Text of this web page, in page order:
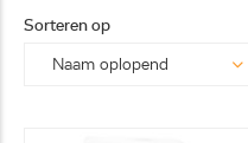
Sorteren op